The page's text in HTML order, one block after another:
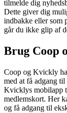
tilmelde dig
Dette giver dig
indbakke eller som
går du ikke glip af
Brug Coop
Coop og Kvickly
med at få adgang
Kvicklys mobilapp
medlemskort. Her
og få adgang til